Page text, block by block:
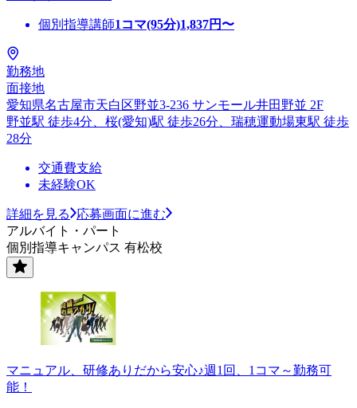
個別指導講師1コマ(95分)1,837円〜
勤務地
面接地
愛知県名古屋市天白区野並3-236 サンモール井田野並 2F
野並駅 徒歩4分、桜(愛知)駅 徒歩26分、瑞穂運動場東駅 徒歩
28分
交通費支給
未経験OK
詳細を見る
応募画面に進む
アルバイト・パート
個別指導キャンパス 有松校
マニュアル、研修ありだから安心♪週1回、1コマ～勤務可
能！